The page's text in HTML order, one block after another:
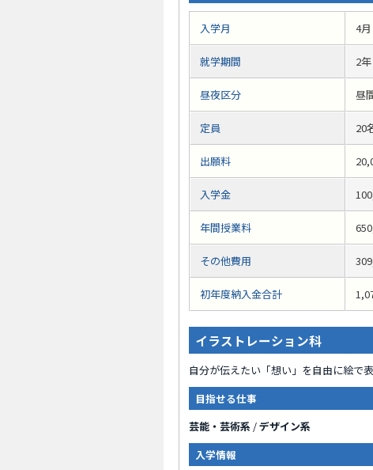
入学月 4月
就学期間 2年
昼夜区分 昼
定員 20
出願料
入学金
年間授業料
その他費用
初年度納入金合計
イラストレーション科
自分が伝えたい「想い」を自由に絵で
目指せる仕事
芸能・芸術系 /デザイン系
入学情報